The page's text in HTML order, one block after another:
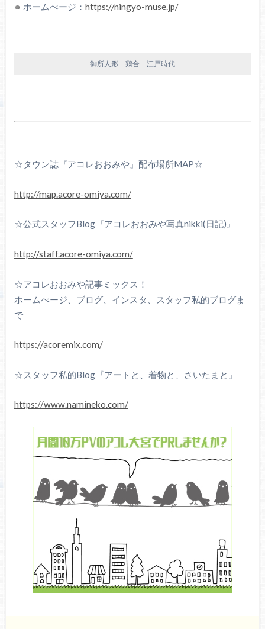
ホームぺージ：https://ningyo-muse.jp/
御所人形 鶏合 江戸時代
☆タウン誌『アコレおおみや』配布場所MAP☆
http://map.acore-omiya.com/
☆公式スタッフBlog『アコレおおみや写真nikki(日記)』
http://staff.acore-omiya.com/
☆アコレおおみや記事ミックス！
ホームぺージ、ブログ、インスタ、スタッフ私的ブログま
で
https://acoremix.com/
☆スタッフ私的Blog『アートと、着物と、さいたまと』
https://www.namineko.com/